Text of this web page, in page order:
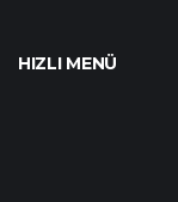
HIZLI MENÜ